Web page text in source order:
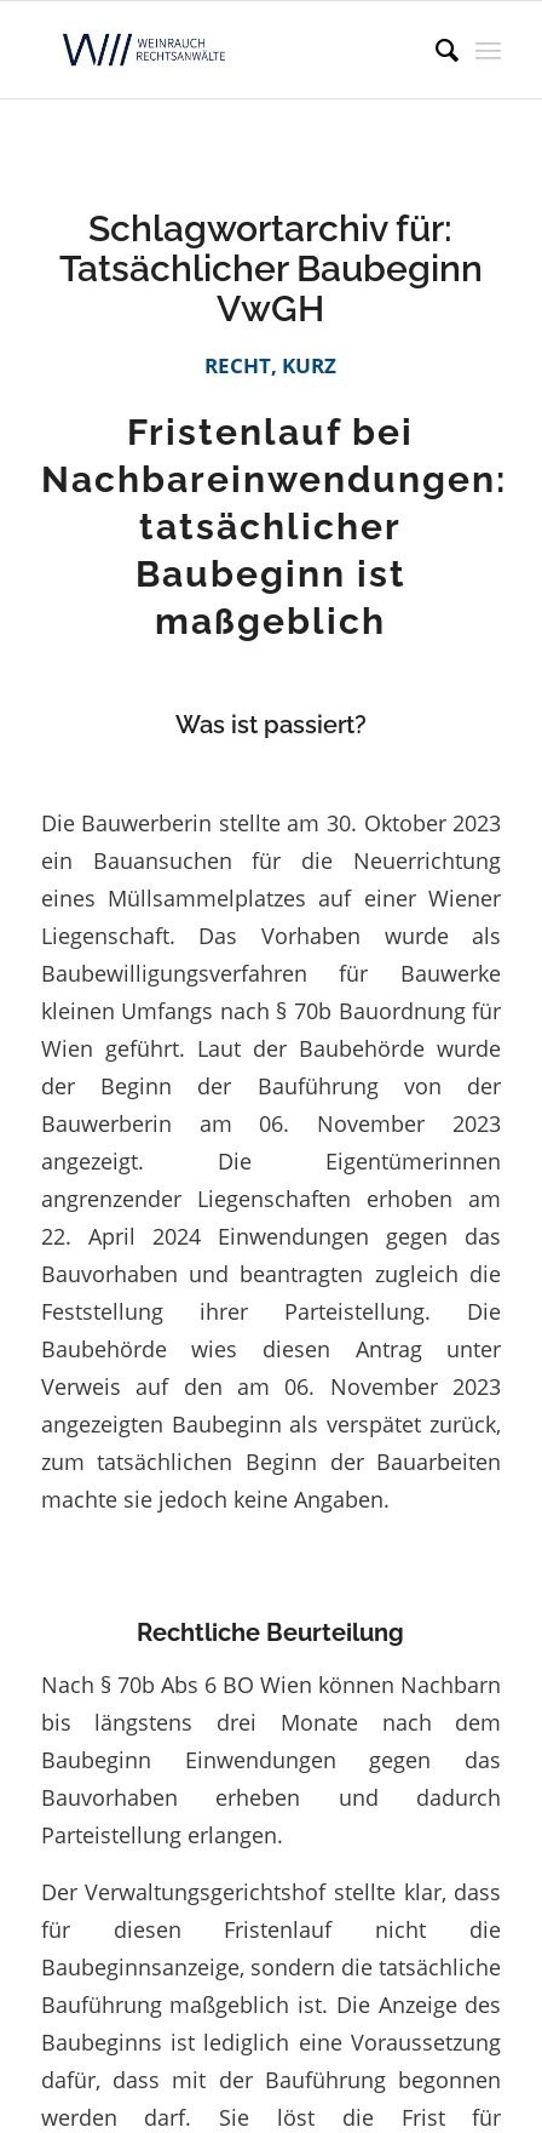
Schlagwortarchiv für:
Tatsächlicher Baubeginn
VwGH
RECHT, KURZ
Fristenlauf bei
Nachbareinwendungen:
tatsächlicher
Baubeginn ist
maßgeblich
Was ist passiert?
Die Bauwerberin stellte am 30. Oktober 2023
ein Bauansuchen für die Neuerrichtung
eines Müllsammelplatzes auf einer Wiener
Liegenschaft. Das Vorhaben wurde als
Baubewilligungsverfahren für Bauwerke
kleinen Umfangs nach § 70b Bauordnung für
Wien geführt. Laut der Baubehörde wurde
der Beginn der Bauführung von der
Bauwerberin am 06. November 2023
angezeigt. Die Eigentümerinnen
angrenzender Liegenschaften erhoben am
22. April 2024 Einwendungen gegen das
Bauvorhaben und beantragten zugleich die
Feststellung ihrer Parteistellung. Die
Baubehörde wies diesen Antrag unter
Verweis auf den am 06. November 2023
angezeigten Baubeginn als verspätet zurück,
zum tatsächlichen Beginn der Bauarbeiten
machte sie jedoch keine Angaben.
Rechtliche Beurteilung
Nach § 70b Abs 6 BO Wien können Nachbarn
bis längstens drei Monate nach dem
Baubeginn Einwendungen gegen das
Bauvorhaben erheben und dadurch
Parteistellung erlangen.
Der Verwaltungsgerichtshof stellte klar, dass
für diesen Fristenlauf nicht die
Baubeginnsanzeige, sondern die tatsächliche
Bauführung maßgeblich ist. Die Anzeige des
Baubeginns ist lediglich eine Voraussetzung
dafür, dass mit der Bauführung begonnen
werden darf. Sie löst die Frist für